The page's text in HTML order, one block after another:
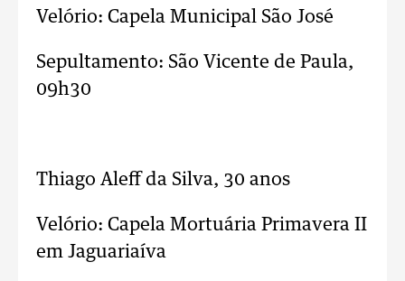
Velório: Capela Municipal São José
Sepultamento: São Vicente de Paula,
09h30
Thiago Aleff da Silva, 30 anos
Velório: Capela Mortuária Primavera II
em Jaguariaíva